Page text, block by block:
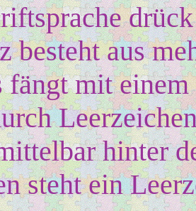
besteht aus
fängt mit
hinter
steht ein